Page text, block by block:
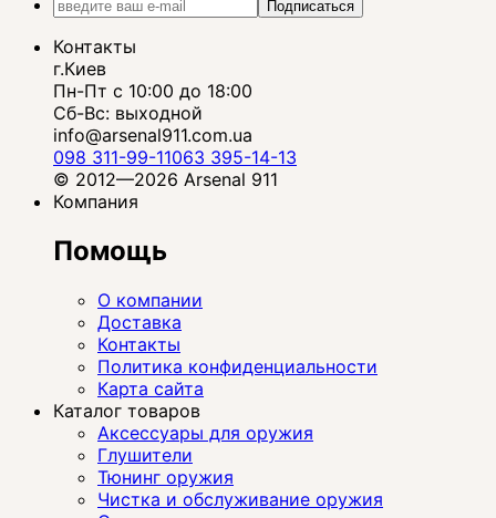
Подписаться
Контакты
г.Киев
Пн-Пт с 10:00 до 18:00
Сб-Вс: выходной
info@arsenal911.com.ua
098 311-99-11063 395-14-13
© 2012—2026 Arsenal 911
Компания
Помощь
О компании
Доставка
Контакты
Политика конфиденциальности
Карта сайта
Каталог товаров
Аксессуары для оружия
Глушители
Тюнинг оружия
Чистка и обслуживание оружия